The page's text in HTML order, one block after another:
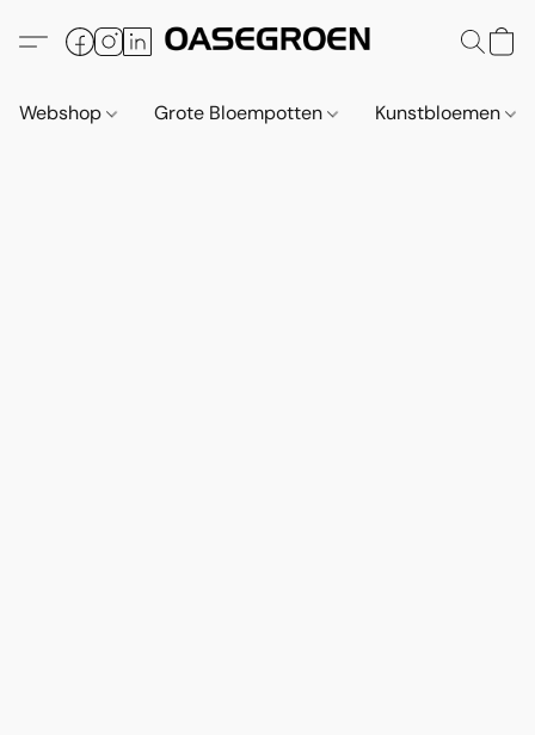
Webshop Grote Bloempotten Kunstbloemen